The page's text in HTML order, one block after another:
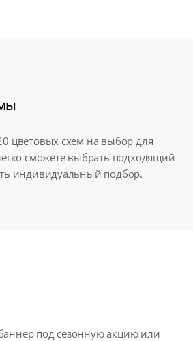
цветовых схем на выбор для
сможете выбрать подходящий
индивидуальный подбор.
под сезонную акцию или